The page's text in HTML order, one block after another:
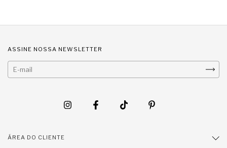
ASSINE NOSSA NEWSLETTER
ÁREA DO CLIENTE